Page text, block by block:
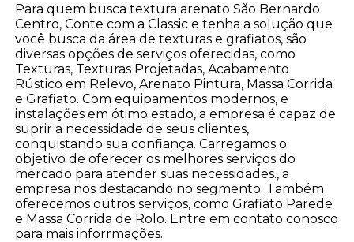
Para quem busca textura arenato São Bernardo
Centro, Conte com a Classic e tenha a solução que
você busca da área de texturas e grafiatos, são
diversas opções de serviços oferecidas, como
Texturas, Texturas Projetadas, Acabamento
Rústico em Relevo, Arenato Pintura, Massa Corrida
e Grafiato. Com equipamentos modernos, e
instalações em ótimo estado, a empresa é capaz de
suprir a necessidade de seus clientes,
conquistando sua confiança. Carregamos o
objetivo de oferecer os melhores serviços do
mercado para atender suas necessidades., a
empresa nos destacando no segmento. Também
oferecemos outros serviços, como Grafiato Parede
e Massa Corrida de Rolo. Entre em contato conosco
para mais inforrmações.